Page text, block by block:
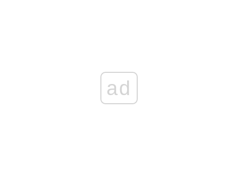
ad